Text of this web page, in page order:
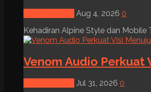
Aug 4, 2026 0
Kehadiran Alpine Style dan Mobile
Venom Audio Perkuat
Jul 31, 2026 0